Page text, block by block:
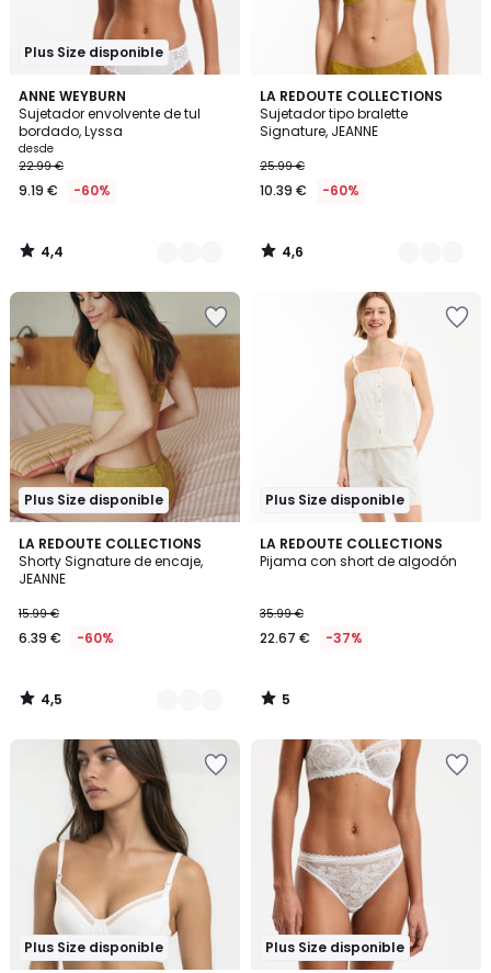
Plus Size disponible
ANNE WEYBURN
Sujetador envolvente de tul
bordado, Lyssa
desde
22.99 €
9.19 € -60%
4,4
/ 5
5
Colores
4,4
/
LA REDOUTE COLLECTIONS
Sujetador tipo bralette
Signature, JEANNE
25.99 €
10.39 € -60%
4,6
/ 5
4
Colores
4,6
/
Plus Size disponible
LA REDOUTE COLLECTIONS
Shorty Signature de encaje,
JEANNE
15.99 €
6.39 € -60%
4,5
/ 5
5
Colores
4,5
/
Plus Size disponible
LA REDOUTE COLLECTIONS
Pijama con short de algodón
35.99 €
22.67 € -37%
5
/
5
/
Plus Size disponible Plus Size disponible